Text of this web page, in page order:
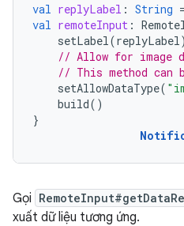
val replyLabel : String =
val remoteInput :
setLabel (replyLabel )
// Allow for image
// This method can
setAllowDataType(
build()
}
Gọi
xuất dữ liệu tương ứng.